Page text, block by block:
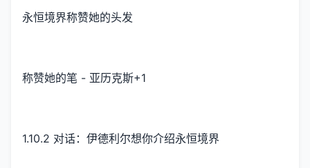
永恒境界称赞她的头发
称赞她的笔 - 亚历克斯+1
1.10.2 对话：伊德利尔想你介绍永恒境界